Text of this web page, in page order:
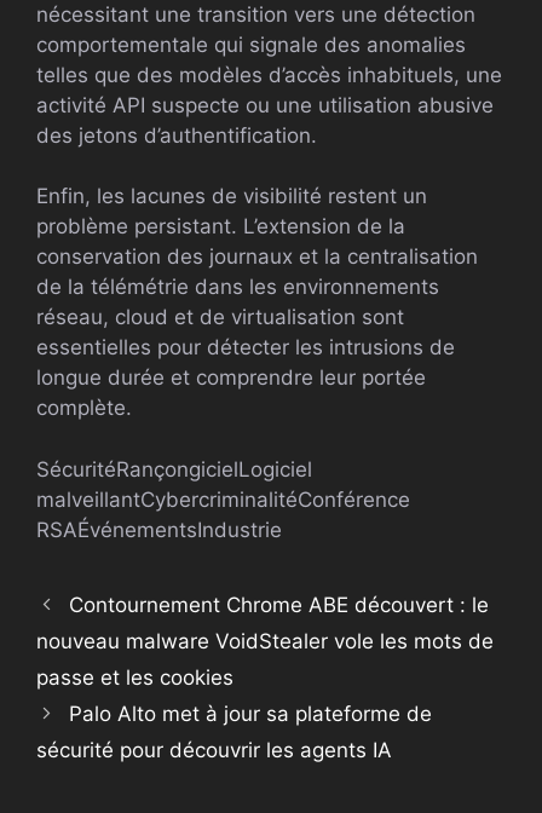
nécessitant une transition vers une détection
comportementale qui signale des anomalies
telles que des modèles d’accès inhabituels, une
activité API suspecte ou une utilisation abusive
des jetons d’authentification.
Enfin, les lacunes de visibilité restent un
problème persistant. L’extension de la
conservation des journaux et la centralisation
de la télémétrie dans les environnements
réseau, cloud et de virtualisation sont
essentielles pour détecter les intrusions de
longue durée et comprendre leur portée
complète.
SécuritéRançongicielLogiciel
malveillantCybercriminalitéConférence
RSAÉvénementsIndustrie
Contournement Chrome ABE découvert : le
nouveau malware VoidStealer vole les mots de
passe et les cookies
Palo Alto met à jour sa plateforme de
sécurité pour découvrir les agents IA